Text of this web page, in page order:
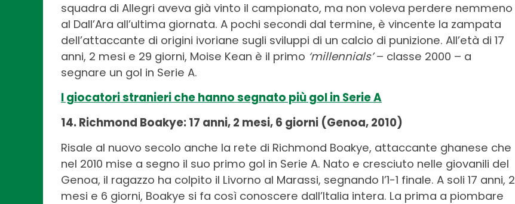
squadra di Allegri aveva già vinto il campionato, ma non voleva perdere nemmeno
al Dall’Ara all’ultima giornata. A pochi secondi dal termine, è vincente la zampata
dell’attaccante di origini ivoriane sugli sviluppi di un calcio di punizione. All’età di 17
anni, 2 mesi e 29 giorni, Moise Kean è il primo ‘millennials’– classe 2000 – a
segnare un gol in Serie A.
I giocatori stranieri che hanno segnato più gol in Serie A
14. Richmond Boakye: 17 anni, 2 mesi, 6 giorni (Genoa, 2010)
Risale al nuovo secolo anche la rete di Richmond Boakye, attaccante ghanese che
nel 2010 mise a segno il suo primo gol in Serie A. Nato e cresciuto nelle giovanili del
Genoa, il ragazzo ha colpito il Livorno al Marassi, segnando l’1-1 finale. A soli 17 anni, 2
mesi e 6 giorni, Boakye si fa così conoscere dall’Italia intera. La prima a piombare